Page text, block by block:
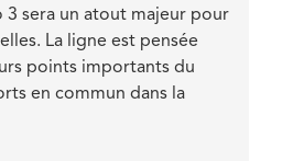
3 sera un atout majeur pour
La ligne est pensée
points importants du
en commun dans la